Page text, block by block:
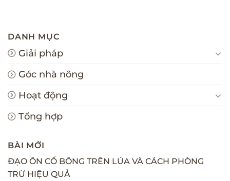
DANH MỤC
Giải pháp
Góc nhà nông
Hoạt động
Tổng hợp
BÀI MỚI
ĐẠO ÔN CỔ BÔNG TRÊN LÚA VÀ CÁCH PHÒNG
TRỪ HIỆU QUẢ